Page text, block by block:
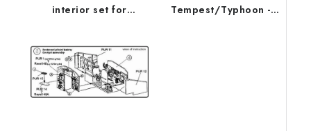
interior set for
Tempest/Typhoon -